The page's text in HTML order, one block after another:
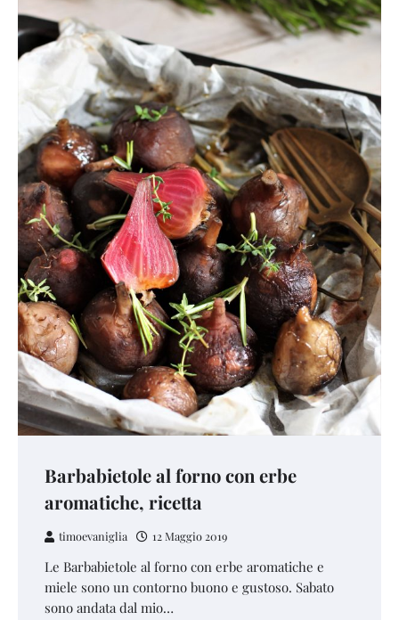
Barbabietole al forno con erbe
aromatiche, ricetta
timoevaniglia 12 Maggio 2019
Le Barbabietole al forno con erbe aromatiche e
miele sono un contorno buono e gustoso. Sabato
sono andata dal mio…